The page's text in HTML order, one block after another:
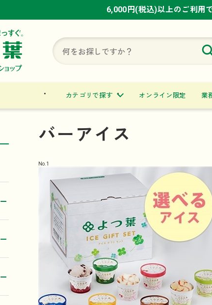
6,000円(税込)以上のご利用
6,000円(税込)以上のご利用
6,000円(税込)以上のご利用
カテゴリで探す オンライン限定 業
バーアイス
No. 1